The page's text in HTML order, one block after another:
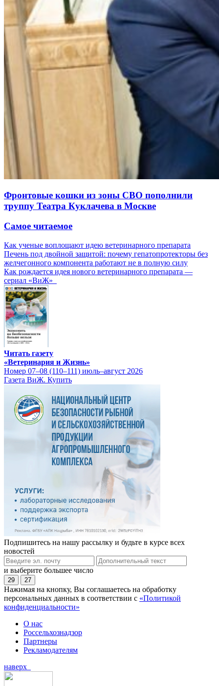
Фронтовые кошки из зоны СВО пополнили
труппу Театра Куклачева в Москве
Самое читаемое
Как ученые воплощают идею ветеринарного препарата
Печень под двойной защитой: почему гепатопротекторы без
желчегонного компонента работают не в полную силу
Как рождается идея нового ветеринарного препарата —
сериал «ВиЖ»
Читать газету
«Ветеринария и Жизнь»
Номер 07–08 (110–111) июль–август 2026
Газета ВиЖ. Купить
Подпишитесь на нашу рассылку и будьте в курсе всех
новостей
и выберите большее число
29 27
Нажимая на кнопку, Вы соглашаетесь на обработку
персональных данных в соответствии с «Политикой
конфиденциальности»
О нас
Россельхознадзор
Партнеры
Рекламодателям
наверх